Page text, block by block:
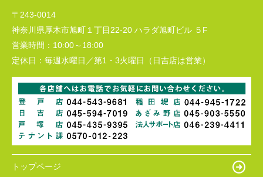
〒243-0014
神奈川県厚木市旭町１丁目22-20 ハラダ旭町ビル ５F
営業時間： 10:00～18:00
定休日： 毎週水曜日／第1・3火曜日（日吉店は営業）
トップページ